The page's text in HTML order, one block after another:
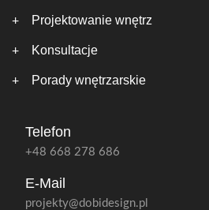
Projektowanie wnętrz
Konsultacje
Porady wnętrzarskie
Telefon
+48 668 278 686
E-Mail
projekty@dobidesign.pl